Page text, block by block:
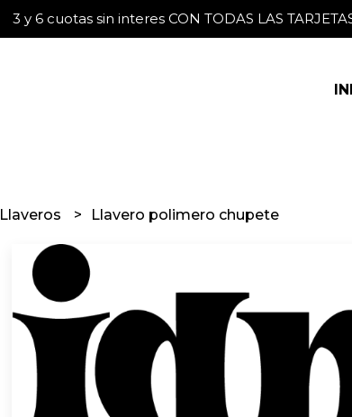
3 y 6 cuotas sin interes CON TODAS LAS
Llaveros Llavero polimero chupete